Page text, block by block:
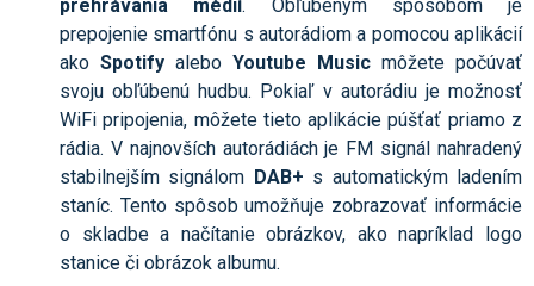
prehrávania médií. Obľúbeným spôsobom je
prepojenie smartfónu s autorádiom a pomocou aplikácií
ako Spotify alebo Youtube Music môžete počúvať
svoju obľúbenú hudbu. Pokiaľ v autorádiu je možnosť
WiFi pripojenia, môžete tieto aplikácie púšťať priamo z
rádia. V najnovších autorádiách je FM signál nahradený
stabilnejším signálom DAB+ s automatickým ladením
staníc. Tento spôsob umožňuje zobrazovať informácie
o skladbe a načítanie obrázkov, ako napríklad logo
stanice či obrázok albumu.